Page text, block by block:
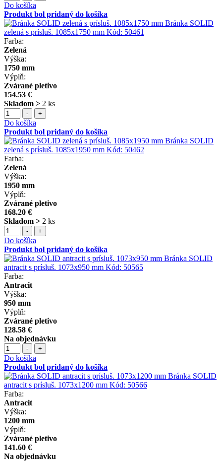
Do košíka
Produkt bol pridaný do košíka
Bránka SOLID
zelená s prísluš. 1085x1750 mm Kód: 50461
Farba:
Zelená
Výška:
1750 mm
Výplň:
Zvárané pletivo
154.53 €
Skladom > 2 ks
- +
Do košíka
Produkt bol pridaný do košíka
Bránka SOLID
zelená s prísluš. 1085x1950 mm Kód: 50462
Farba:
Zelená
Výška:
1950 mm
Výplň:
Zvárané pletivo
168.20 €
Skladom > 2 ks
- +
Do košíka
Produkt bol pridaný do košíka
Bránka SOLID
antracit s prísluš. 1073x950 mm Kód: 50565
Farba:
Antracit
Výška:
950 mm
Výplň:
Zvárané pletivo
128.58 €
Na objednávku
- +
Do košíka
Produkt bol pridaný do košíka
Bránka SOLID
antracit s prísluš. 1073x1200 mm Kód: 50566
Farba:
Antracit
Výška:
1200 mm
Výplň:
Zvárané pletivo
141.60 €
Na objednávku